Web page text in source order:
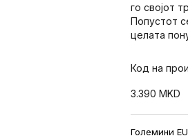
го својот
Попустот
целата
Код на
3.390MKD
Големини EU